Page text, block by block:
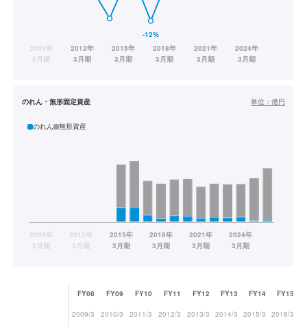
のれん・無形固定資産 単位： 億円
のれん 無形資産
FY08 FY09 FY10 FY11 FY12 FY13 FY14 FY15
2009/3 2010/3 2011/3 2012/3 2013/3 2014/3 2015/3 2016/3